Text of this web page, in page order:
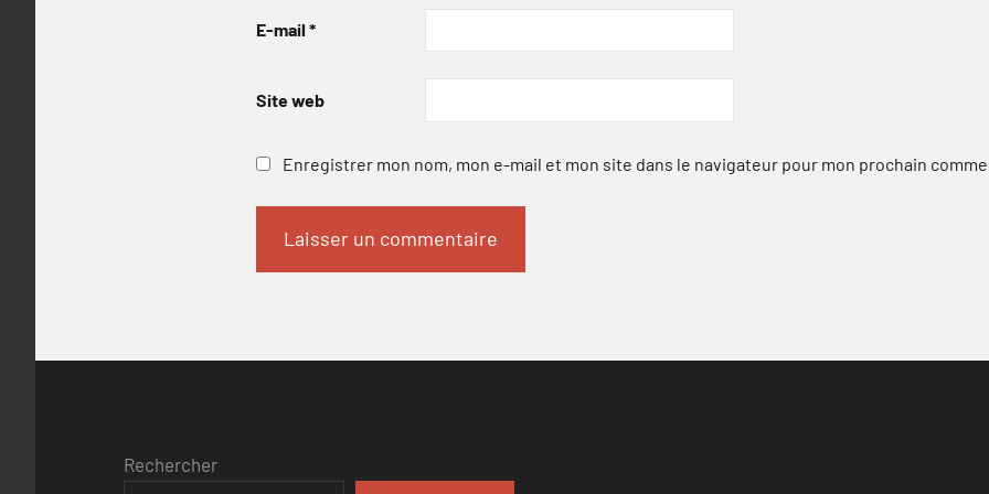
E-mail *
Site web
Enregistrer mon nom, mon e-mail et mon site dans le navigateur pour mon prochain
Rechercher